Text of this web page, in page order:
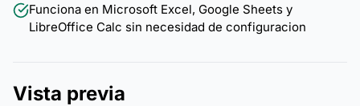
Funciona en Microsoft Excel, Google Sheets y
LibreOffice Calc sin necesidad de configuracion
Vista previa